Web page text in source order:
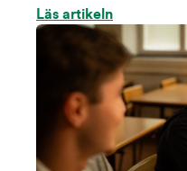
Läs artikeln